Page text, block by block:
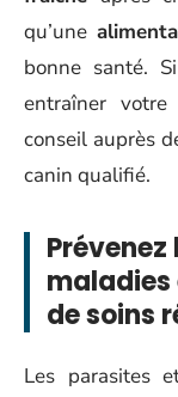
qu’une
bonne santé.
entraîner
conseil auprès
canin qualifié.
maladies
de soins
Les parasites